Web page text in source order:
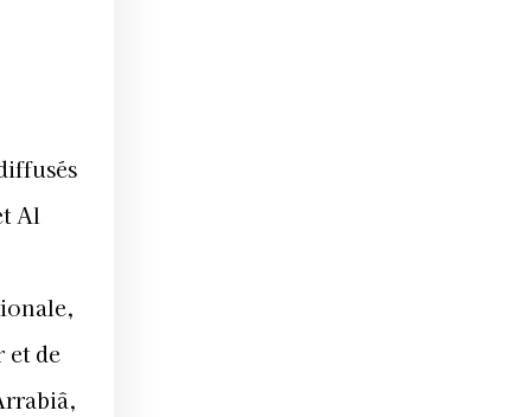
Al
et de